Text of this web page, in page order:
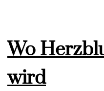
Wo
wird